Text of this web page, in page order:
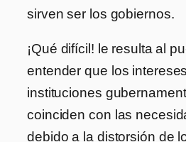
sirven ser los gobiernos.
¡Qué difícil! le resulta al
entender que los
instituciones
coinciden con las
debido a la distorsión de